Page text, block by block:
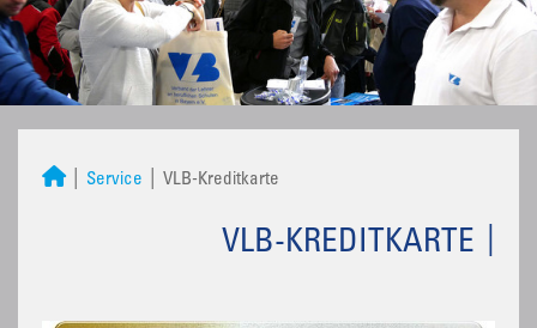
Service VLB-Kreditkarte
VLB-KREDITKARTE